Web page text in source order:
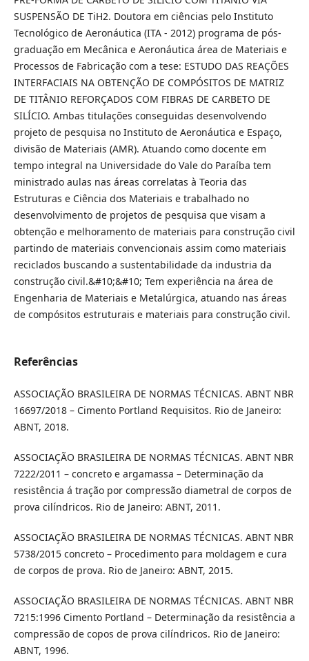
SUSPENSÃO DE TiH2. Doutora em ciências pelo Instituto
Tecnológico de Aeronáutica (ITA - 2012) programa de pós-
graduação em Mecânica e Aeronáutica área de Materiais e
Processos de Fabricação com a tese: ESTUDO DAS REAÇÕES
INTERFACIAIS NA OBTENÇÃO DE COMPÓSITOS DE MATRIZ
DE TITÂNIO REFORÇADOS COM FIBRAS DE CARBETO DE
SILÍCIO. Ambas titulações conseguidas desenvolvendo
projeto de pesquisa no Instituto de Aeronáutica e Espaço,
divisão de Materiais (AMR). Atuando como docente em
tempo integral na Universidade do Vale do Paraíba tem
ministrado aulas nas áreas correlatas à Teoria das
Estruturas e Ciência dos Materiais e trabalhado no
desenvolvimento de projetos de pesquisa que visam a
obtenção e melhoramento de materiais para construção civil
partindo de materiais convencionais assim como materiais
reciclados buscando a sustentabilidade da industria da
construção civil.&#10;&#10; Tem experiência na área de
Engenharia de Materiais e Metalúrgica, atuando nas áreas
de compósitos estruturais e materiais para construção civil.
Referências
ASSOCIAÇÃO BRASILEIRA DE NORMAS TÉCNICAS. ABNT NBR
16697/2018 – Cimento Portland Requisitos. Rio de Janeiro:
ABNT, 2018.
ASSOCIAÇÃO BRASILEIRA DE NORMAS TÉCNICAS. ABNT NBR
7222/2011 – concreto e argamassa – Determinação da
resistência á tração por compressão diametral de corpos de
prova cilíndricos. Rio de Janeiro: ABNT, 2011.
ASSOCIAÇÃO BRASILEIRA DE NORMAS TÉCNICAS. ABNT NBR
5738/2015 concreto – Procedimento para moldagem e cura
de corpos de prova. Rio de Janeiro: ABNT, 2015.
ASSOCIAÇÃO BRASILEIRA DE NORMAS TÉCNICAS. ABNT NBR
7215:1996 Cimento Portland – Determinação da resistência a
compressão de copos de prova cilíndricos. Rio de Janeiro:
ABNT, 1996.